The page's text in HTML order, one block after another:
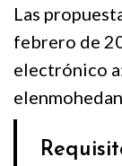
Las
febrero de
electrónico